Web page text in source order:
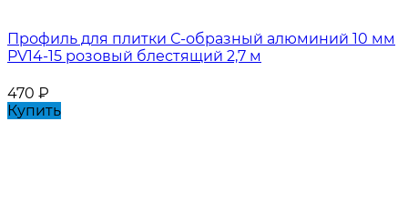
Профиль для плитки С-образный алюминий 10 мм
PV14-15 розовый блестящий 2,7 м
470 ₽
Купить